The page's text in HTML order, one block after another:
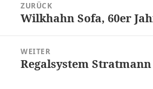
ZURÜCK
Vorheriger
Wilkhahn Sofa, 60er
WEITER
Nächster
Regalsystem Stratmann